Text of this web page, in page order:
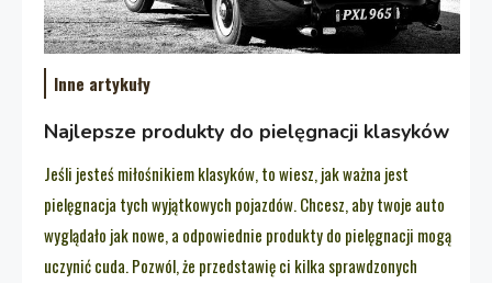
Inne artykuły
Najlepsze produkty do pielęgnacji klasyków
Jeśli jesteś miłośnikiem klasyków, to wiesz, jak ważna jest
pielęgnacja tych wyjątkowych pojazdów. Chcesz, aby twoje auto
wyglądało jak nowe, a odpowiednie produkty do pielęgnacji mogą
uczynić cuda. Pozwól, że przedstawię ci kilka sprawdzonych